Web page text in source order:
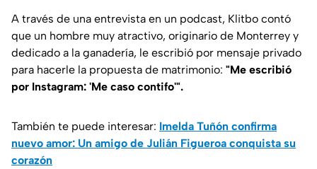
A través de una entrevista en un podcast, Klitbo contó
que un hombre muy atractivo, originario de Monterrey y
dedicado a la ganadería, le escribió por mensaje privado
para hacerle la propuesta de matrimonio: "Me escribió
por Instagram: 'Me caso contifo'".
También te puede interesar: Imelda Tuñón confirma
nuevo amor: Un amigo de Julián Figueroa conquista su
corazón